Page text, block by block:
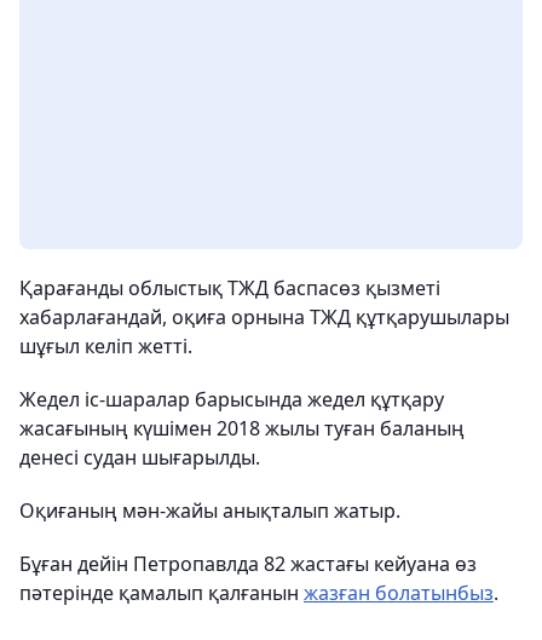
Қарағанды облыстық ТЖД баспасөз қызметі
хабарлағандай, оқиға орнына ТЖД құтқарушылары
шұғыл келіп жетті.
Жедел іс-шаралар барысында жедел құтқару
жасағының күшімен 2018 жылы туған баланың
денесі судан шығарылды.
Оқиғаның мән-жайы анықталып жатыр.
Бұған дейін Петропавлда 82 жастағы кейуана өз
пәтерінде қамалып қалғанын жазған болатынбыз.